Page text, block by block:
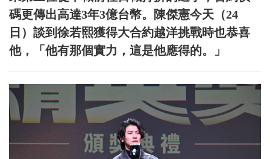
碼更傳出高達3年3億台幣。陳傑憲今天（24
日）談到徐若熙獲得大合約越洋挑戰時也恭喜
他，「他有那個實力，這是他應得的。」